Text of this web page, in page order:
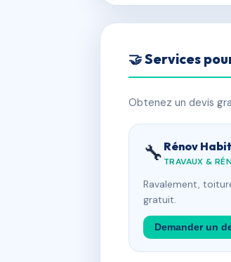
🤝 Services
Obtenez un devis
🔧 Rénov
TRAVAUX &
Ravalement,
gratuit.
Demander un